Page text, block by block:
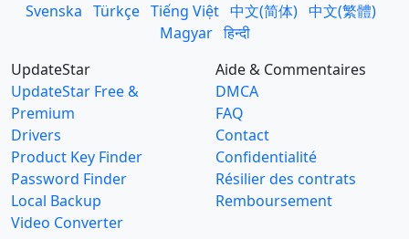
Svenska Türkçe Tiếng Việt 中文(简体) 中文(繁體)
Magyar हिन्दी
UpdateStar
UpdateStar Free &
Premium
Drivers
Product Key Finder
Password Finder
Local Backup
Video Converter
Aide & Commentaires
DMCA
FAQ
Contact
Confidentialité
Résilier des contrats
Remboursement